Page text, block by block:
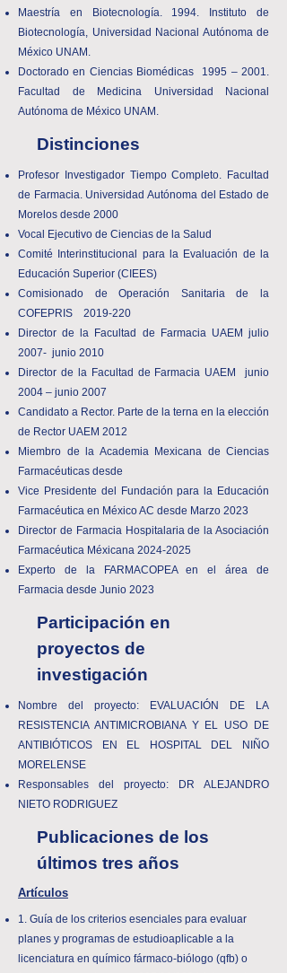
Maestría en Biotecnología. 1994. Instituto de
Biotecnología, Universidad Nacional Autónoma de
México UNAM.
Doctorado en Ciencias Biomédicas 1995 – 2001.
Facultad de Medicina Universidad Nacional
Autónoma de México UNAM.
Distinciones
Profesor Investigador Tiempo Completo. Facultad
de Farmacia. Universidad Autónoma del Estado de
Morelos desde 2000
Vocal Ejecutivo de Ciencias de la Salud
Comité Interinstitucional para la Evaluación de la
Educación Superior (CIEES)
Comisionado de Operación Sanitaria de la
COFEPRIS 2019-220
Director de la Facultad de Farmacia UAEM julio
2007- junio 2010
Director de la Facultad de Farmacia UAEM junio
2004 – junio 2007
Candidato a Rector. Parte de la terna en la elección
de Rector UAEM 2012
Miembro de la Academia Mexicana de Ciencias
Farmacéuticas desde
Vice Presidente del Fundación para la Educación
Farmacéutica en México AC desde Marzo 2023
Director de Farmacia Hospitalaria de la Asociación
Farmacéutica Méxicana 2024-2025
Experto de la FARMACOPEA en el área de
Farmacia desde Junio 2023
Participación en
proyectos de
investigación
Nombre del proyecto: EVALUACIÓN DE LA
RESISTENCIA ANTIMICROBIANA Y EL USO DE
ANTIBIÓTICOS EN EL HOSPITAL DEL NIÑO
MORELENSE
Responsables del proyecto: DR ALEJANDRO
NIETO RODRIGUEZ
Publicaciones de los
últimos tres años
Artículos
1. Guía de los criterios esenciales para evaluar
planes y programas de estudioaplicable a la
licenciatura en químico fármaco-biólogo (qfb) o